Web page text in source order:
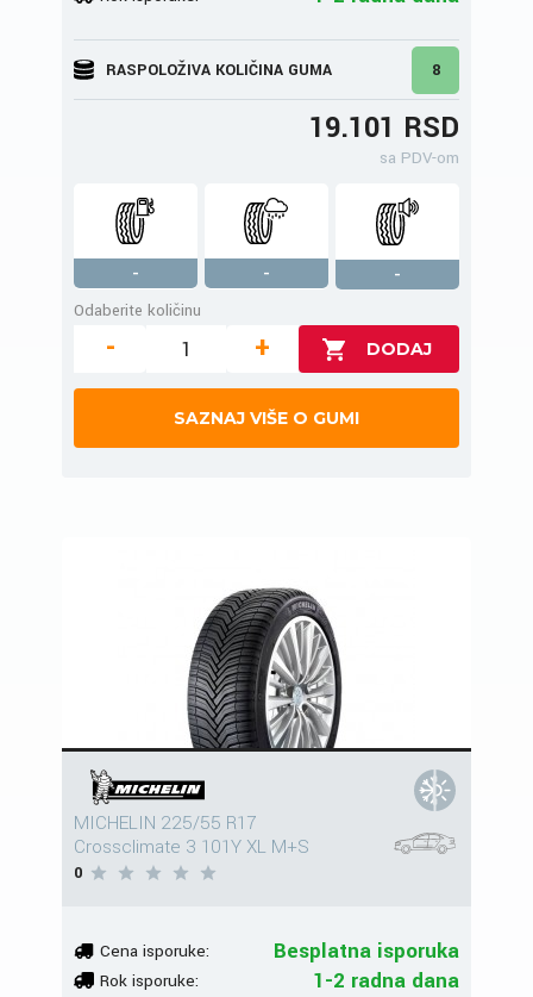
RASPOLOŽIVA KOLIČINA GUMA 8
19.101 RSD
sa PDV-om
- -
-
Odaberite količinu
- +
SAZNAJ VIŠE O GUMI
MICHELIN 225/55 R17
Crossclimate 3 101Y XL M+S
0
Cena isporuke: Besplatna isporuka
Rok isporuke: 1-2 radna dana